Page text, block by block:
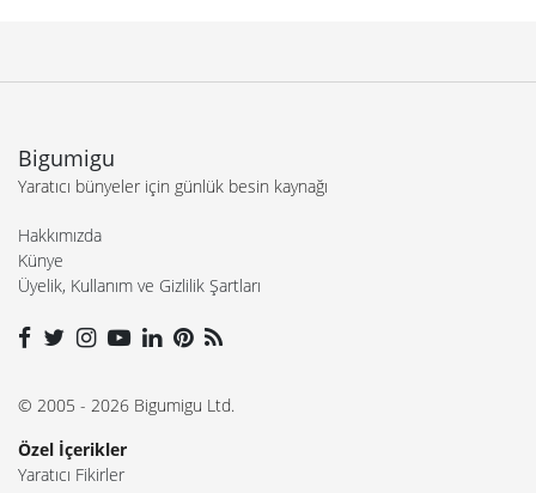
Bigumigu
Yaratıcı bünyeler için günlük besin kaynağı
Hakkımızda
Künye
Üyelik, Kullanım ve Gizlilik Şartları
© 2005 - 2026 Bigumigu Ltd.
Özel İçerikler
Yaratıcı Fikirler